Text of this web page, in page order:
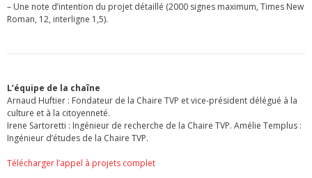
– Une note d’intention du projet détaillé (2000 signes maximum, Times New
Roman, 12, interligne 1,5).
L’équipe de la chaîne
Arnaud Huftier : Fondateur de la Chaire TVP et vice-président délégué à la
culture et à la citoyenneté.
Irene Sartoretti : Ingénieur de recherche de la Chaire TVP. Amélie Templus :
Ingénieur d’études de la Chaire TVP.
Télécharger l’appel à projets complet